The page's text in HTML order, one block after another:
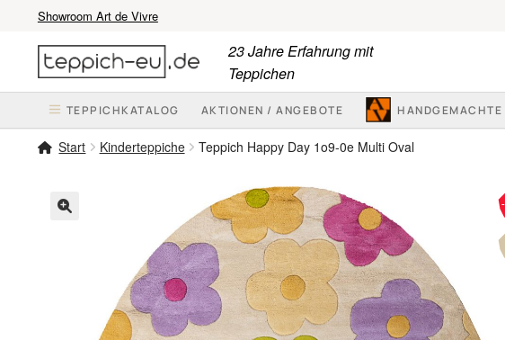
Showroom Art de Vivre
Zur
Navigation
springen
Zum
Inhalt
springen
23 Jahre Erfahrung mit
Teppichen
TEPPICHKATALOG
AKTIONEN / ANGEBOTE
Start Kinderteppiche Teppich Happy Day 1o9-0e Multi Oval